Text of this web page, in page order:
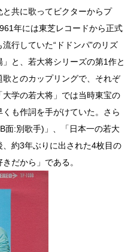
共に歌ってビクターからプ
年には東芝レコードから正式
行していた“ドドンパ”のリズ
と、若大将シリーズの第1作と
とのカップリングで、それぞ
学の若大将」では当時東宝の
も作詞を手がけていた。さら
面:別歌手)」、「日本一の若大
約3年ぶりに出された4枚目の
だから」である。